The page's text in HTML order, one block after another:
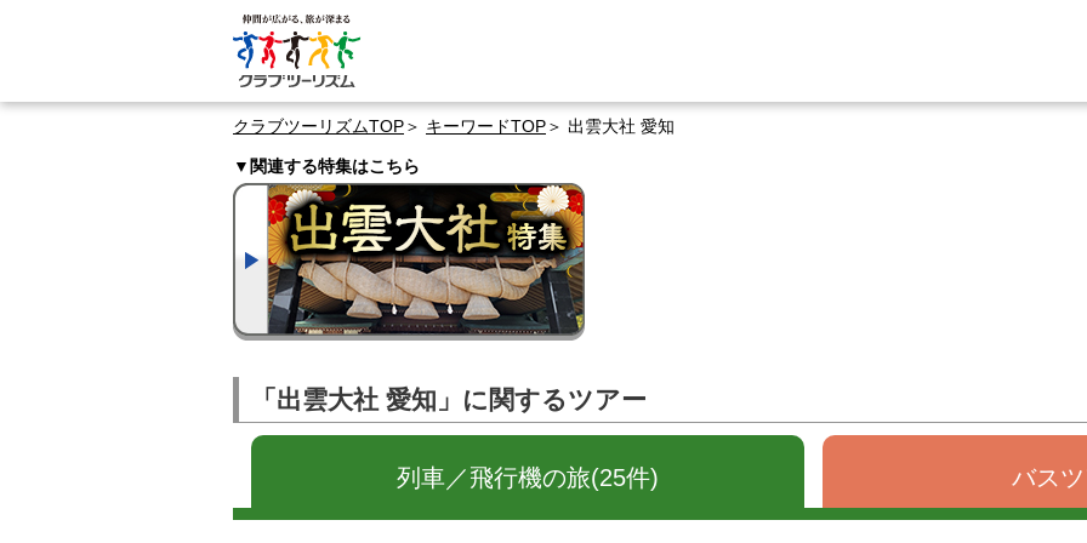
クラブツーリズムTOP キーワードTOP 出雲大社 愛知
▼関連する特集はこちら
「出雲大社 愛知」に関するツアー
列車／飛行機の旅(25件) バス